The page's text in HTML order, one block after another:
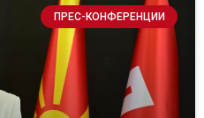
ПРЕС-КОНФЕРЕНЦИИ